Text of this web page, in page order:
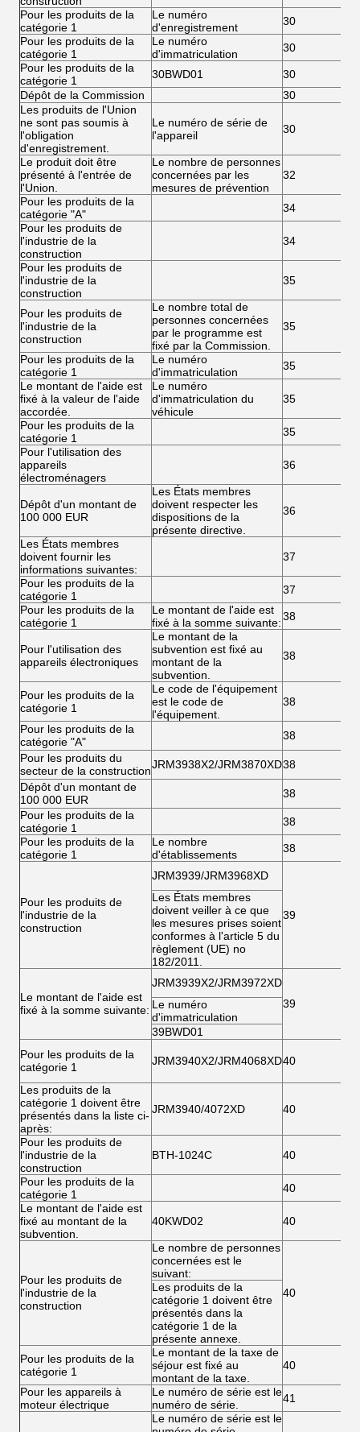
Pour les produits de la
catégorie 1
Le numéro
d'enregistrement
30
Pour les produits de la
catégorie 1
Le numéro
d'immatriculation
30
Pour les produits de la
catégorie 1
30BWD01
30
Dépôt de la Commission
30
Les produits de l'Union
ne sont pas soumis à
l'obligation
d'enregistrement.
Le numéro de série de
l'appareil
30
Le produit doit être
présenté à l'entrée de
l'Union.
Le nombre de personnes
concernées par les
mesures de prévention
32
Pour les produits de la
catégorie "A"
34
Pour les produits de
l'industrie de la
construction
34
Pour les produits de
l'industrie de la
construction
35
Pour les produits de
l'industrie de la
construction
Le nombre total de
personnes concernées
par le programme est
fixé par la Commission.
35
Pour les produits de la
catégorie 1
Le numéro
d'immatriculation
35
Le montant de l'aide est
fixé à la valeur de l'aide
accordée.
Le numéro
d'immatriculation du
véhicule
35
Pour les produits de la
catégorie 1
35
Pour l'utilisation des
appareils
électroménagers
36
Dépôt d'un montant de
100 000 EUR
Les États membres
doivent respecter les
dispositions de la
présente directive.
36
Les États membres
doivent fournir les
informations suivantes:
37
Pour les produits de la
catégorie 1
37
Pour les produits de la
catégorie 1
Le montant de l'aide est
fixé à la somme suivante:38
Pour l'utilisation des
appareils électroniques
Le montant de la
subvention est fixé au
montant de la
subvention.
38
Pour les produits de la
catégorie 1
Le code de l'équipement
est le code de
l'équipement.
38
Pour les produits de la
catégorie "A"
38
Pour les produits du
secteur de la constructionJRM3938X2/JRM3870XD38
Dépôt d'un montant de
100 000 EUR
38
Pour les produits de la
catégorie 1
38
Pour les produits de la
catégorie 1
Le nombre
d'établissements
38
Pour les produits de
l'industrie de la
construction
JRM3939/JRM3968XD
39
Les États membres
doivent veiller à ce que
les mesures prises soient
conformes à l'article 5 du
règlement (UE) no
182/2011.
Le montant de l'aide est
fixé à la somme suivante:
JRM3939X2/JRM3972XD
39
Le numéro
d'immatriculation
39BWD01
Pour les produits de la
catégorie 1
JRM3940X2/JRM4068XD40
Les produits de la
catégorie 1 doivent être
présentés dans la liste ci-
après:
JRM3940/4072XD 40
Pour les produits de
l'industrie de la
construction
BTH-1024C 40
Pour les produits de la
catégorie 1
40
Le montant de l'aide est
fixé au montant de la
subvention.
40KWD02 40
Pour les produits de
l'industrie de la
construction
Le nombre de personnes
concernées est le
suivant:
40
Les produits de la
catégorie 1 doivent être
présentés dans la
catégorie 1 de la
présente annexe.
Pour les produits de la
catégorie 1
Le montant de la taxe de
séjour est fixé au
montant de la taxe.
40
Pour les appareils à
moteur électrique
Le numéro de série est le
numéro de série.
41
Le numéro de série est le